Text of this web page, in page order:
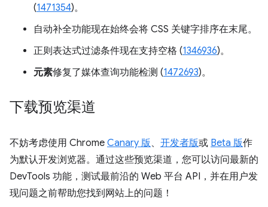
(1471354)。
自动补全功能现在始终会将 CSS 关键字排序在末尾。
正则表达式过滤条件现在支持空格 (1346936)。
元素修复了媒体查询功能检测 (1472693)。
下载预览渠道
不妨考虑使用 Chrome Canary 版 、 开发者版或 Beta 版作
为默认开发浏览器。通过这些预览渠道，您可以访问最新的
DevTools 功能，测试最前沿的 Web 平台 API，并在用户发
现问题之前帮助您找到网站上的问题！